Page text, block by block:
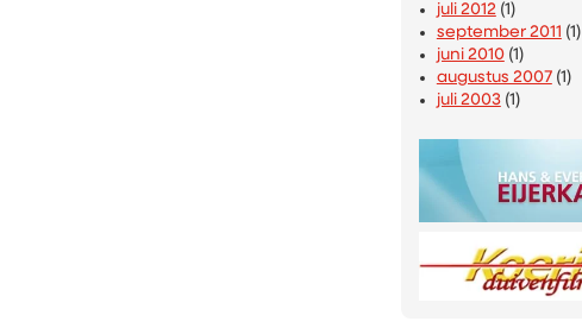
juli 2012(1)
september 2011 (1)
juni 2010(1)
augustus 2007(1)
juli 2003(1)